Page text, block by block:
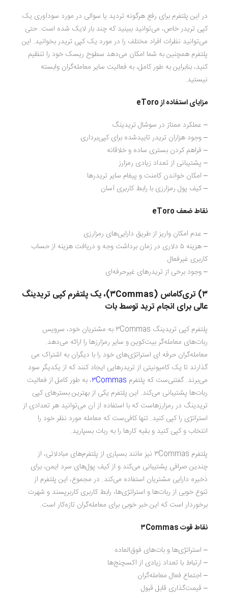
در این پلتفرم برای رفع هرگونه تردید یا سوالی در مورد سودآوری یک
کپی تریدر خاص، می‌توانید ببینید که چند بار لایک شده است. حتی
می‌توانید نظرات افراد مختلف را در مورد یک کپی تریدر بخوانید. این
پلتفرم همچنین به شما امکان می‌دهد سطوح ریسک خود را تنظیم
کنید، بنابراین به طور کامل، به فعالیت سایر معامله‌گران وابسته
نیستید.
مزایای استفاده ازeToro
– عملکرد ممتاز در سوشال تریدینگ
– وجود هزاران تریدر تاییدشده برای کپی‌برداری
– فراهم کردن بستری ساده و خلاقانه
– پشتیبانی از تعداد زیادی رمزارز
– امکان خواندن کامنت و پیغام سایر تریدرها
– کیف پول رمزارزی با رابط کاربری آسان
نقاط ضعف eToro
– عدم امکان واریز از طریق دارایی‌های رمزارزی
– هزینه ۵ دلاری در زمان برداشت وجه و دریافت هزینه از حساب
کاربری غیرفعال
– وجود برخی از تریدرهای غیرحرفه‌ای
۳) تری‌کاماس ( ۳Commas)، یک پلتفرم کپی تریدینگ
عالی برای انجام ترید توسط بات
پلتفرم کپی تریدینگ ۳Commas به مشتریان خود، سرویس
ربات‌های معامله‌گر بیت‌کوین و سایر رمزارزها را ارائه می‌دهد.
معامله‌گران حرفه ای استراتژی‌های خود را با دیگران به اشتراک می
گذارند تا یک کامیونیتی از تریدرهایی ایجاد کنند که از یکدیگر سود
می‌برند. گفتنی‌ست که پلتفرم ۳Commas، به طور کامل از فعالیت
ربات‌ها پشتیبانی می‌کند. این پلتفرم‌ یکی از بهترین بسترهای کپی
تریدینگ در رمزارزهاست که با استفاده از آن می‌توانید هر تعدادی از
استراتژی را کپی کنید. تنها کافی‌ست که معامله مورد نظر خود را
انتخاب و کپی کنید و بقیه کارها را به ربات بسپارید.
پلتفرم ۳Commas نیز مانند بسیاری از پلتفرم‌های مبادلاتی، از
چندین صرافی پشتیبانی می‌کند و از کیف پول‌های سرد ایمن، برای
ذخیره دارایی مشتریان استفاده می‌کند. در مجموع، این پلتفرم از
تنوع خوبی از ربات‌ها و استراتژی‌ها، رابط کاربری کاربرپسند و شهرت
برخوردار است که این خبر خوبی برای معامله‌گران تازه‌کار است.
نقاط قوت ۳Commas
– استراتژی‌ها و بات‌های فوق‌العاده
– ارتباط با تعداد زیادی از اکسچنج‌ها
– اجتماع فعال معامله‌گران
– قیمت‌گذاری قابل قبول